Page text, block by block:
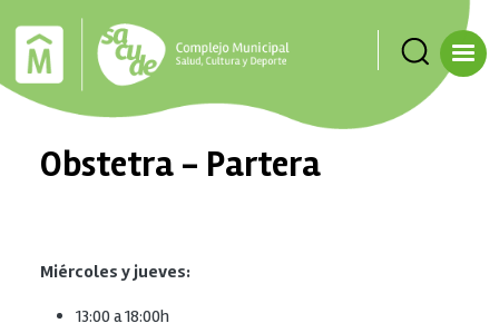
Pasar al contenido principal
Obstetra - Partera
Miércoles y jueves:
13:00 a 18:00h